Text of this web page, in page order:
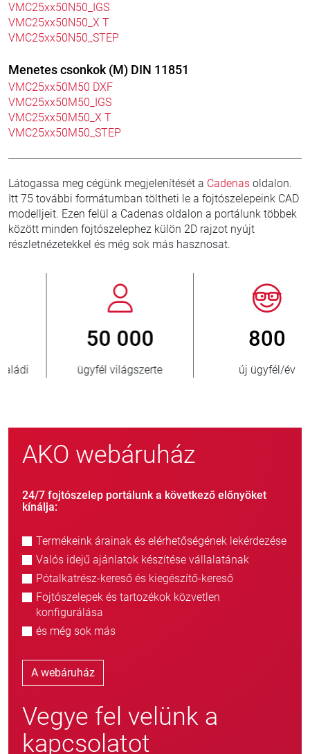
VMC25xx50N50_IGS
VMC25xx50N50_X T
VMC25xx50N50_STEP
Menetes csonkok (M) DIN 11851
VMC25xx50M50 DXF
VMC25xx50M50_IGS
VMC25xx50M50_X T
VMC25xx50M50_STEP
Látogassa meg cégünk megjelenítését a Cadenas oldalon.
Itt 75 további formátumban töltheti le a fojtószelepeink CAD
modelljeit. Ezen felül a Cadenas oldalon a portálunk többek
között minden fojtószelephez külön 2D rajzot nyújt
részletnézetekkel és még sok más hasznosat.
800
új ügyfél/év
> 3 500 000
eladott egység
AKO webáruház
24/7 fojtószelep portálunk a következő előnyöket
kínálja:
Termékeink árainak és elérhetőségének lekérdezése
Valós idejű ajánlatok készítése vállalatának
Pótalkatrész-kereső és kiegészítő-kereső
Fojtószelepek és tartozékok közvetlen
konfigurálása
és még sok más
A webáruház
Vegye fel velünk a
kapcsolatot